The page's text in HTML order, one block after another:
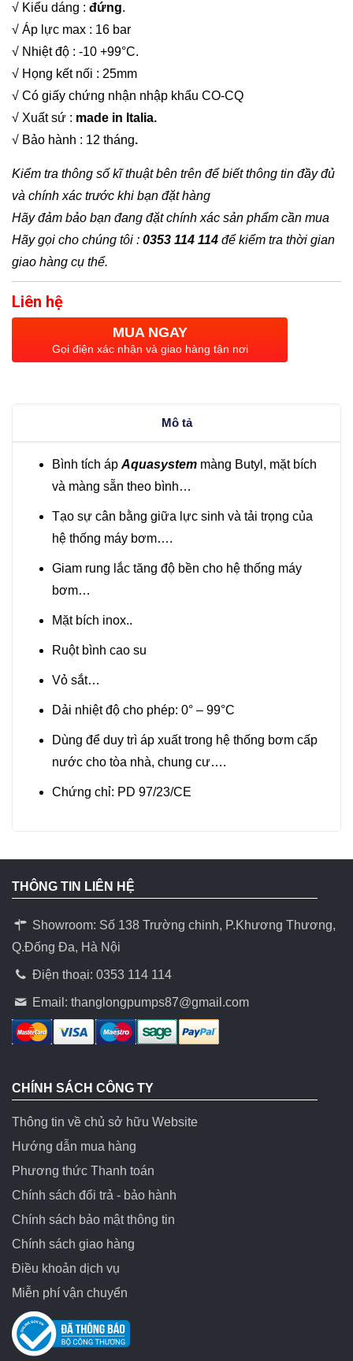
√ Kiểu dáng : đứng.
√ Áp lực max : 16 bar
√ Nhiệt độ : -10 +99°C.
√ Họng kết nối : 25mm
√ Có giấy chứng nhận nhập khẩu CO-CQ
√ Xuất sứ : made in Italia.
√ Bảo hành : 12 tháng.
Kiểm tra thông số kĩ thuật bên trên để biết thông tin đầy đủ
và chính xác trước khi bạn đặt hàng
Hãy đảm bảo bạn đang đặt chính xác sản phẩm cần mua
Hãy gọi cho chúng tôi : 0353 114 114 để kiểm tra thời gian
giao hàng cụ thể.
Liên hệ
MUA NGAY
Gọi điện xác nhận và giao hàng tận nơi
Mô tả
Bình tích áp Aquasystem màng Butyl, mặt bích
và màng sẵn theo bình…
Tạo sự cân bằng giữa lực sinh và tải trọng của
hệ thống máy bơm….
Giam rung lắc tăng độ bền cho hệ thống máy
bơm…
Mặt bích inox..
Ruột bình cao su
Vỏ sắt…
Dải nhiệt độ cho phép: 0° – 99°C
Dùng để duy trì áp xuất trong hệ thống bơm cấp
nước cho tòa nhà, chung cư….
Chứng chỉ: PD 97/23/CE
THÔNG TIN LIÊN HỆ
Showroom: Số 138 Trường chinh, P.Khương Thương,
Q.Đống Đa, Hà Nội
Điện thoại: 0353 114 114
Email:thanglongpumps87@gmail.com
CHÍNH SÁCH CÔNG TY
Thông tin về chủ sở hữu Website
Hướng dẫn mua hàng
Phương thức Thanh toán
Chính sách đổi trả - bảo hành
Chính sách bảo mật thông tin
Chính sách giao hàng
Điều khoản dịch vụ
Miễn phí vận chuyển